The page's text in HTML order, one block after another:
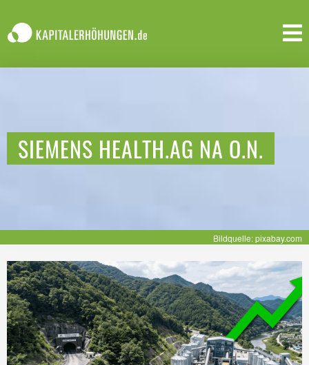
SIEMENS HEALTH.AG NA O.N.
Bildquelle: pixabay.com